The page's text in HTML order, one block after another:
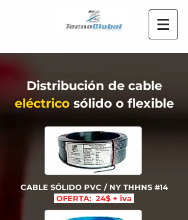
Distribución de cable
eléctrico sólido o flexible
CABLE SÓLIDO PVC / NY THHNS #14
OFERTA: 24$ + iva